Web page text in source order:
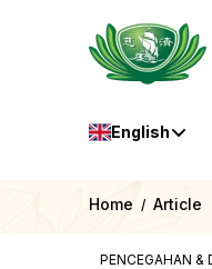
English
Home / Article
PENCEGAHAN &